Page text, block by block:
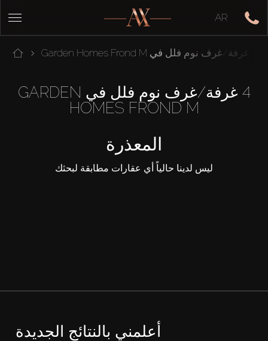
AR
4 غرفة/غرف نوم فلل في GARDEN
HOMES FROND M
المعذرة
ليس لدينا حالياً أي عقارات مطابقة لبحثك
أعلمني بالنتائج الجديدة